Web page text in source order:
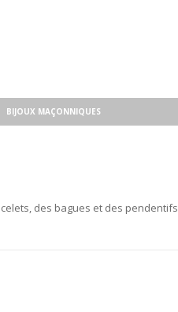
BIJOUX MAÇONNIQUES
des bagues et des pendentifs